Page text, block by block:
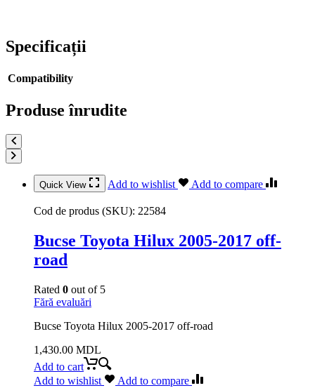
Specificații
Compatibility
Produse înrudite
Quick View Add to wishlist Add to compare
Cod de produs (SKU): 22584
Bucse Toyota Hilux 2005-2017 off-
road
Rated 0 out of 5
Fără evaluări
Bucse Toyota Hilux 2005-2017 off-road
1,430.00 MDL
Add to cart
Add to wishlist
Add to compare